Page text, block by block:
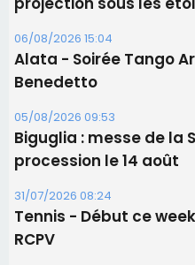
06/08/2026 15:04
Alata - Soirée Tango
Benedetto
05/08/2026 09:53
Biguglia : messe de la
procession le 14 août
31/07/2026 08:24
Tennis - Début ce
RCPV